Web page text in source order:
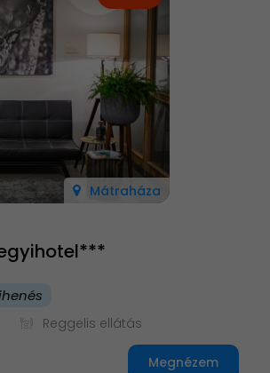
Mátraháza
Reggelis ellátás
Megnézem